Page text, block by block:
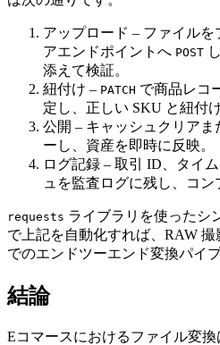
アップロード – ファイルを
アエンドポイントへ POST
添えて検証。
紐付け – PATCH で商品レコ
定し、正しい SKU と紐付け
公開 – キャッシュクリア
ーし、資産を即時に反映。
ログ記録 – 取引 ID、タイ
ュを監査ログに残し、コン
requests ライブラリを使ったシ
で上記を自動化すれば、RAW
でのエンドツーエンド変換パイ
結論
Eコマースにおけるファイル変